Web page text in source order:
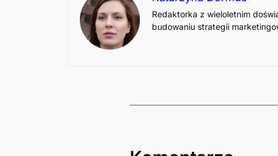
Redaktorka z wieloletnim
budowaniu strategii